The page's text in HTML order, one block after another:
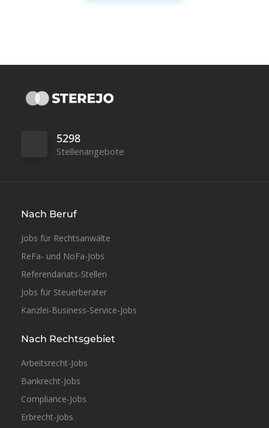
Teilzeit
5298
Stellenangebote
Nach Beruf
Jobs für Rechtsanwälte
ReFa- und NoFa-Jobs
Referendariats-Stellen
Jobs für Steuerberater
Kanzlei-Business-Service-Jobs
Nach Rechtsgebiet
Arbeitsrecht-Jobs
Bankrecht-Jobs
Compliance-Jobs
Erbrecht-Jobs